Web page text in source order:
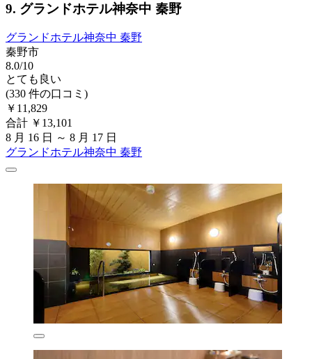
9. グランドホテル神奈中 秦野
グランドホテル神奈中 秦野
秦野市
8.0/10
とても良い
(330 件の口コミ)
￥11,829
合計 ￥13,101
8 月 16 日 ～ 8 月 17 日
グランドホテル神奈中 秦野